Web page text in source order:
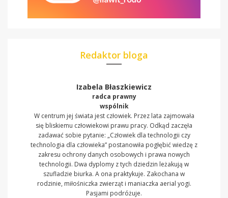
Redaktor bloga
Izabela Błaszkiewicz
radca prawny
wspólnik
W centrum jej świata jest człowiek. Przez lata zajmowała
się bliskiemu człowiekowi prawu pracy. Odkąd zaczęła
zadawać sobie pytanie: „Człowiek dla technologii czy
technologia dla człowieka” postanowiła pogłębić wiedzę z
zakresu ochrony danych osobowych i prawa nowych
technologii. Dwa dyplomy z tych dziedzin leżakują w
szufladzie biurka. A ona praktykuje. Zakochana w
rodzinie, miłośniczka zwierząt i maniaczka aerial yogi.
Pasjami podróżuje.